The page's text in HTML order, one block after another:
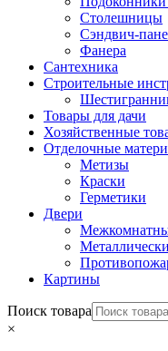
Столешницы
Сэндвич-
Фанера
Сантехника
Строительные
Товары для дачи
Хозяйственные
Отделочные
Метизы
Краски
Герметики
Двери
Картины
Поиск товара
×